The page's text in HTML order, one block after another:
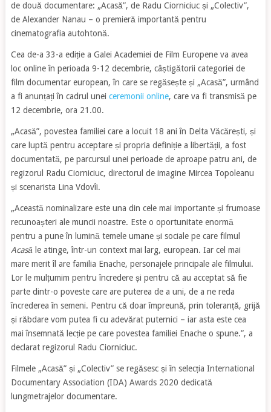
de două documentare: „Acasă”, de Radu Ciorniciuc și „Colectiv”,
de Alexander Nanau – o premieră importantă pentru
cinematografia autohtonă.
Cea de-a 33-a ediție a Galei Academiei de Film Europene va avea
loc online în perioada 9-12 decembrie, câștigătorii categoriei de
film documentar european, în care se regăsește și „Acasă”, urmând
a fi anunțați în cadrul unei ceremonii online, care va fi transmisă pe
12 decembrie, ora 21.00.
„Acasă”, povestea familiei care a locuit 18 ani în Delta Văcărești, și
care luptă pentru acceptare și propria definiție a libertății, a fost
documentată, pe parcursul unei perioade de aproape patru ani, de
regizorul Radu Ciorniciuc, directorul de imagine Mircea Topoleanu
și scenarista Lina Vdovîi.
„Această nominalizare este una din cele mai importante și frumoase
recunoașteri ale muncii noastre. Este o oportunitate enormă
pentru a pune în lumină temele umane și sociale pe care filmul
Acasă le atinge, într-un context mai larg, european. Iar cel mai
mare merit îl are familia Enache, personajele principale ale filmului.
Lor le mulțumim pentru încredere și pentru că au acceptat să fie
parte dintr-o poveste care are puterea de a uni, de a ne reda
încrederea în semeni. Pentru că doar împreună, prin toleranță, grijă
și răbdare vom putea fi cu adevărat puternici – iar asta este cea
mai însemnată lecție pe care povestea familiei Enache o spune.”, a
declarat regizorul Radu Ciorniciuc.
Filmele „Acasă” și „Colectiv” se regăsesc și în selecția International
Documentary Association (IDA) Awards 2020 dedicată
lungmetrajelor documentare.